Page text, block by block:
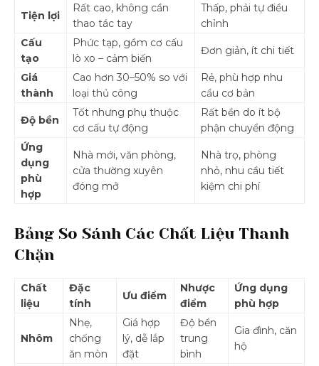
Tiện lợi
Rất cao, không cần
thao tác tay
Thấp, phải tự điều
chỉnh
Cấu
tạo
Phức tạp, gồm cơ cấu
lò xo – cảm biến
Đơn giản, ít chi tiết
Giá
thành
Cao hơn 30–50% so với
loại thủ công
Rẻ, phù hợp nhu
cầu cơ bản
Độ bền
Tốt nhưng phụ thuộc
cơ cấu tự động
Rất bền do ít bộ
phận chuyển động
Ứng
dụng
phù
hợp
Nhà mới, văn phòng,
cửa thường xuyên
đóng mở
Nhà trọ, phòng
nhỏ, nhu cầu tiết
kiệm chi phí
Bảng So Sánh Các Chất Liệu Thanh
Chặn
Chất
liệu
Đặc
tính
Ưu điểm
Nhược
điểm
Ứng dụng
phù hợp
Nhôm
Nhẹ,
chống
ăn mòn
Giá hợp
lý, dễ lắp
đặt
Độ bền
trung
bình
Gia đình, căn
hộ